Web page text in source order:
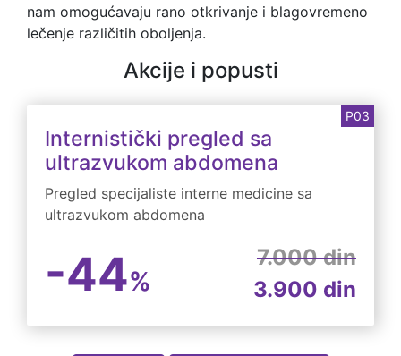
nam omogućavaju rano otkrivanje i blagovremeno
lečenje različitih oboljenja.
Akcije i popusti
P03
Internistički pregled sa
ultrazvukom abdomena
Pregled specijaliste interne medicine sa
ultrazvukom abdomena
-44%
7.000 din
3.900 din